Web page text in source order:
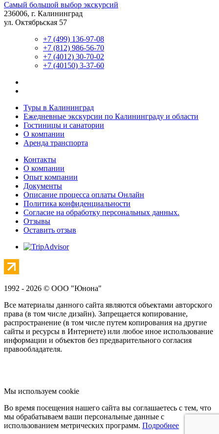
Самый большой выбор экскурсий
236006, г. Калининград
ул. Октябрьская 57
+7 (499) 136-97-08
+7 (812) 986-56-70
+7 (4012) 30-70-02
+7 (40150) 3-37-60
Туры в Калининград
Ежедневные экскурсии по Калининграду и области
Гостиницы и санатории
О компании
Аренда транспорта
Контакты
О компании
Опыт компании
Документы
Описание процесса оплаты Онлайн
Политика конфиденциальности
Согласие на обработку персональных данных.
Отзывы
Оставить отзыв
1992 - 2026 © ООО "Юнона"
Все материалы данного сайта являются объектами авторского
права (в том числе дизайн). Запрещается копирование,
распространение (в том числе путем копирования на другие
сайты и ресурсы в Интернете) или любое иное использование
информации и объектов без предварительного согласия
правообладателя.
Мы используем cookie
Во время посещения нашего сайта вы соглашаетесь с тем, что
мы обрабатываем ваши персональные данные с
использованием метрических программ. Подробнее